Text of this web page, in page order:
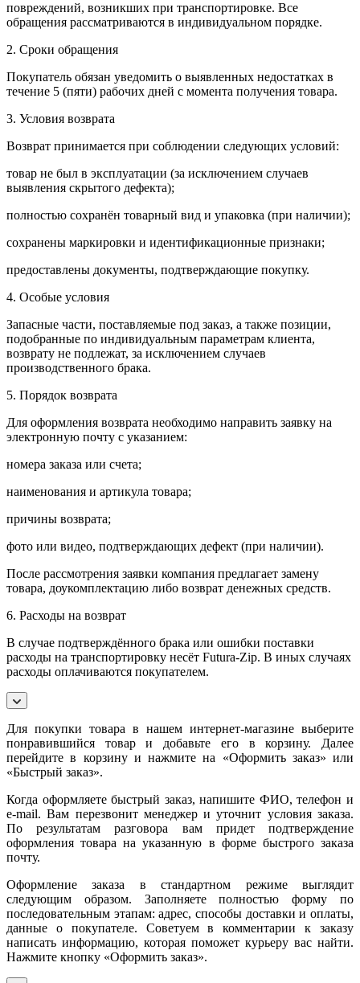
повреждений, возникших при транспортировке. Все
обращения рассматриваются в индивидуальном порядке.
2. Сроки обращения
Покупатель обязан уведомить о выявленных недостатках в
течение 5 (пяти) рабочих дней с момента получения товара.
3. Условия возврата
Возврат принимается при соблюдении следующих условий:
товар не был в эксплуатации (за исключением случаев
выявления скрытого дефекта);
полностью сохранён товарный вид и упаковка (при наличии);
сохранены маркировки и идентификационные признаки;
предоставлены документы, подтверждающие покупку.
4. Особые условия
Запасные части, поставляемые под заказ, а также позиции,
подобранные по индивидуальным параметрам клиента,
возврату не подлежат, за исключением случаев
производственного брака.
5. Порядок возврата
Для оформления возврата необходимо направить заявку на
электронную почту с указанием:
номера заказа или счета;
наименования и артикула товара;
причины возврата;
фото или видео, подтверждающих дефект (при наличии).
После рассмотрения заявки компания предлагает замену
товара, доукомплектацию либо возврат денежных средств.
6. Расходы на возврат
В случае подтверждённого брака или ошибки поставки
расходы на транспортировку несёт Futura-Zip. В иных случаях
расходы оплачиваются покупателем.
Для покупки товара в нашем интернет-магазине выберите
понравившийся товар и добавьте его в корзину. Далее
перейдите в корзину и нажмите на «Оформить заказ» или
«Быстрый заказ».
Когда оформляете быстрый заказ, напишите ФИО, телефон и
e-mail. Вам перезвонит менеджер и уточнит условия заказа.
По результатам разговора вам придет подтверждение
оформления товара на указанную в форме быстрого заказа
почту.
Оформление заказа в стандартном режиме выглядит
следующим образом. Заполняете полностью форму по
последовательным этапам: адрес, способы доставки и оплаты,
данные о покупателе. Советуем в комментарии к заказу
написать информацию, которая поможет курьеру вас найти.
Нажмите кнопку «Оформить заказ».